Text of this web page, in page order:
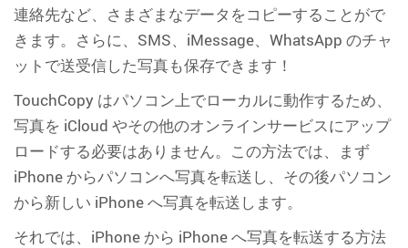
連絡先など、さまざまなデータをコピーすることがで
きます。さらに、SMS、iMessage、WhatsApp のチャ
ットで送受信した写真も保存できます！
TouchCopy はパソコン上でローカルに動作するため、
写真を iCloud やその他のオンラインサービスにアップ
ロードする必要はありません。この方法では、まず
iPhone からパソコンへ写真を転送し、その後パソコン
から新しい iPhone へ写真を転送します。
それでは、iPhone から iPhone へ写真を転送する方法